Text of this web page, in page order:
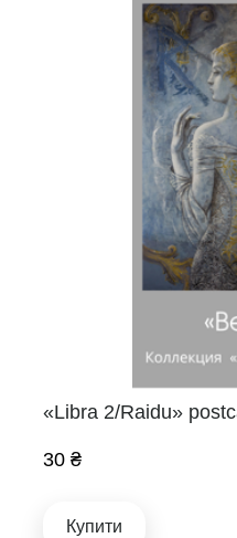
«Libra 2/Raidu»
30 ₴
Купити